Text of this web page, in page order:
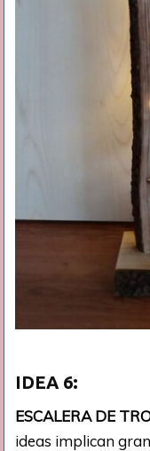
IDEA 6:
ESCALERA DE
ideas implican